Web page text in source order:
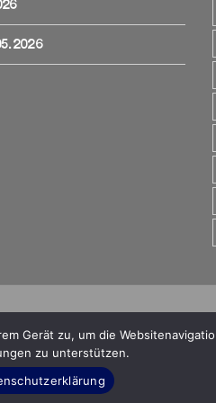
geschützt
gewähr.
Gerät zu, um die
zu unterstützen.